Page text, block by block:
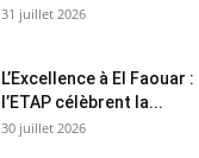
31 juillet 2026
L’Excellence à El Faouar
l’ETAP célèbrent la...
30 juillet 2026